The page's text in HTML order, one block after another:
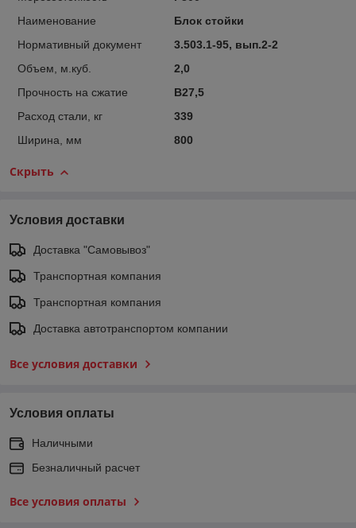
Наименование
Блок стойки
Нормативный документ
3.503.1-95, вып.2-2
Объем, м.куб.
2,0
Прочность на сжатие
B27,5
Расход стали, кг
339
Ширина, мм
800
Скрыть
Условия доставки
Доставка "Самовывоз"
Транспортная компания
Транспортная компания
Доставка автотранспортом компании
Все условия доставки
Условия оплаты
Наличными
Безналичный расчет
Все условия оплаты